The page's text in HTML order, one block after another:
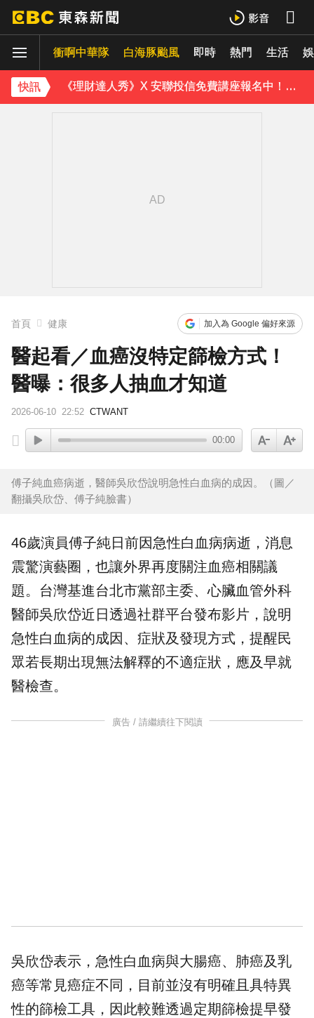
衝啊中華隊 白海豚颱風 即時 熱門 生活
快訊
白海豚進逼會放颱風假？全台各縣市暴風侵襲率曝
《理財達人秀》X 安聯投信免費講座報名中！搶先卡位 2027
首頁 健康 加入為 Google 偏好來源
醫起看／血癌沒特定篩檢方式！
醫曝：很多人抽血才知道
2026-06-10 22:52 CTWANT
00:00
傅子純血癌病逝，醫師吳欣岱說明急性白血病的成因。（圖／
翻攝吳欣岱、傅子純臉書）
46歲演員傅子純日前因急性白血病病逝，消息
震驚演藝圈，也讓外界再度關注血癌相關議
題。台灣基進台北市黨部主委、心臟血管外科
醫師吳欣岱近日透過社群平台發布影片，說明
急性白血病的成因、症狀及發現方式，提醒民
眾若長期出現無法解釋的不適症狀，應及早就
醫檢查。
廣告 / 請繼續往下閱讀
吳欣岱表示，急性白血病與大腸癌、肺癌及乳
癌等常見癌症不同，目前並沒有明確且具特異
性的篩檢工具，因此較難透過定期篩檢提早發